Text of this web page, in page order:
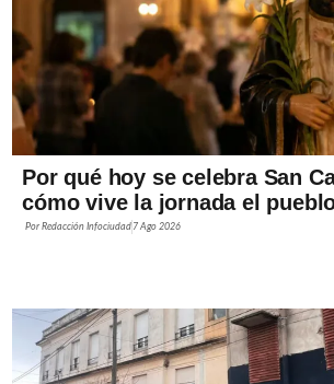
Por qué hoy se celebra San
cómo vive la jornada el
PorRedacción Infociudad 7 Ago 2026